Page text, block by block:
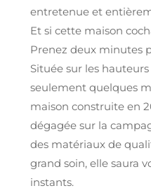
entretenue et
Et si cette maison
Prenez deux minutes
Située sur les
seulement quelques
maison construite en
dégagée sur la
des matériaux de
grand soin, elle saura
instants.